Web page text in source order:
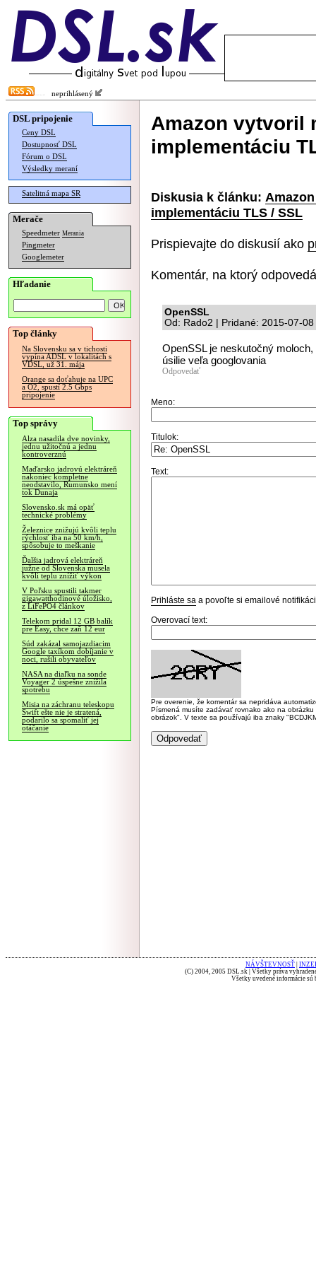
neprihlásený
DSL pripojenie
Ceny DSL
Dostupnosť DSL
Fórum o DSL
Výsledky meraní
Satelitná mapa SR
Merače
Speedmeter Merania
Pingmeter
Googlemeter
Hľadanie
Top články
Na Slovensku sa v tichosti
vypína ADSL v lokalitách s
VDSL, už 31. mája
Orange sa doťahuje na UPC
a O2, spustí 2.5 Gbps
pripojenie
Top správy
Alza nasadila dve novinky,
jednu užitočnú a jednu
kontroverznú
Maďarsko jadrovú elektráreň
nakoniec kompletne
neodstavilo, Rumunsko mení
tok Dunaja
Slovensko.sk má opäť
technické problémy
Železnice znižujú kvôli teplu
rýchlosť iba na 50 km/h,
spôsobuje to meškanie
Ďalšia jadrová elektráreň
južne od Slovenska musela
kvôli teplu znížiť výkon
V Poľsku spustili takmer
gigawatthodinové úložisko,
z LiFePO4 článkov
Telekom pridal 12 GB balík
pre Easy, chce zaň 12 eur
Súd zakázal samojazdiacim
Google taxíkom dobíjanie v
noci, rušili obyvateľov
NASA na diaľku na sonde
Voyager 2 úspešne znížila
spotrebu
Misia na záchranu teleskopu
Swift ešte nie je stratená,
podarilo sa spomaliť jej
otáčanie
Amazon vytvoril
implementáciu
Diskusia k článku:
implementáciu TLS / SSL
Prispievajte do diskusií ako
Komentár, na ktorý
OpenSSL
Od: Rado2 | Pridané: 2015-07-
OpenSSL je neskutočný
úsilie veľa googlovania
Odpovedať
Meno:
Titulok:
Text:
Prihláste sa a povoľte si emailové
Overovací text:
Pre overenie, že komentár sa nepridáva
Písmená musíte zadávať rovnako ako na
obrázok". V texte sa používajú iba znaky
NÁVŠTEVNOSŤ
(C) 2004, 2005 DSL.sk | Všetky práva
Všetky uvedené informácie sú